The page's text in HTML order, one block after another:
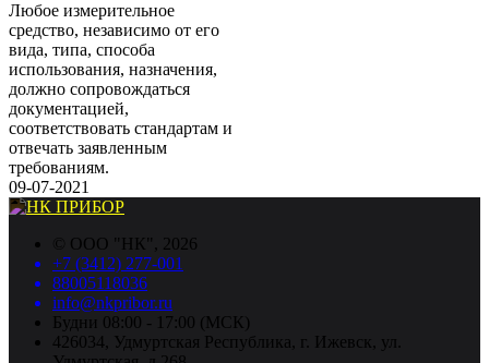
Любое измерительное
средство, независимо от его
вида, типа, способа
использования, назначения,
должно сопровождаться
документацией,
соответствовать стандартам и
отвечать заявленным
требованиям.
09-07-2021
© ООО "НК", 2026
+7 (3412) 277-001
88005118036
info@nkpribor.ru
Будни 08:00 - 17:00 (МСК)
426034, Удмуртская Республика, г. Ижевск, ул.